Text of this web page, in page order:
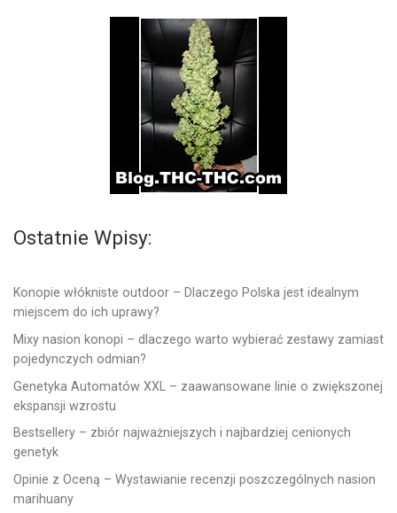
Ostatnie Wpisy:
Konopie włókniste outdoor – Dlaczego Polska jest idealnym
miejscem do ich uprawy?
Mixy nasion konopi – dlaczego warto wybierać zestawy zamiast
pojedynczych odmian?
Genetyka Automatów XXL – zaawansowane linie o zwiększonej
ekspansji wzrostu
Bestsellery – zbiór najważniejszych i najbardziej cenionych
genetyk
Opinie z Oceną – Wystawianie recenzji poszczególnych nasion
marihuany